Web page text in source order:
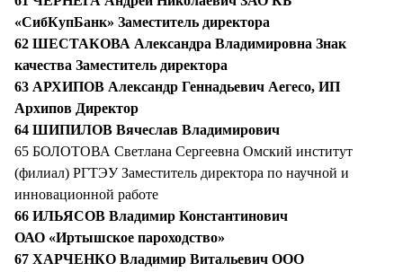
«СибКупБанк» Заместитель директора
62 ШЕСТАКОВА Александра Владимировна Знак
качества Заместитель директора
63 АРХИПОВ Александр Геннадьевич Аегесо, ИП
Архипов Директор
64 ШИПИЛОВ Вячеслав Владимирович
65 БОЛОТОВА Светлана Сергеевна Омский институт
(филиал) РГТЭУ Заместитель директора по научной и
инновационной работе
66 ИЛЬЯСОВ Владимир Константинович
ОАО «Иртышское пароходство»
67 ХАРЧЕНКО Владимир Витальевич ООО